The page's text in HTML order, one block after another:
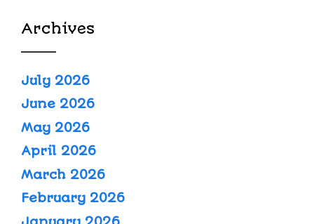
Archives
July 2026
June 2026
May 2026
April 2026
March 2026
February 2026